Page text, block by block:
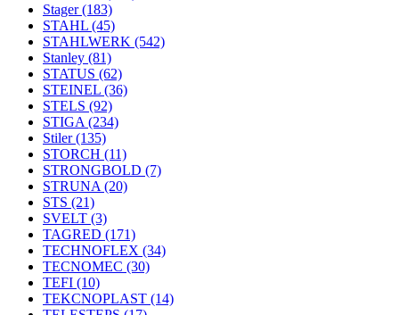
Stager(183)
STAHL (45)
STAHLWERK (542)
Stanley (81)
STATUS (62)
STEINEL (36)
STELS (92)
STIGA (234)
Stiler(135)
STORCH (11)
STRONGBOLD (7)
STRUNA (20)
STS (21)
SVELT (3)
TAGRED (171)
TECHNOFLEX (34)
TECNOMEC (30)
TEFI (10)
TEKCNOPLAST (14)